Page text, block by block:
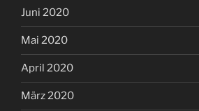
Juni 2020
Mai 2020
April 2020
März 2020